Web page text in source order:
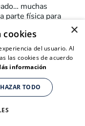
muchas
parte física para
×
cookies
del usuario. Al
las cookies de acuerdo
información
TODO